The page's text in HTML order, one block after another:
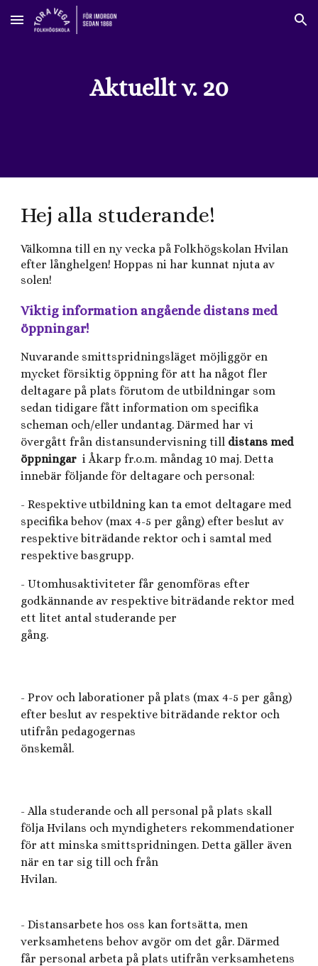
Skip to main content Skip to navigation
Aktuellt v. 20
Hej alla studerande!
Välkomna till en ny vecka på Folkhögskolan Hvilan
efter långhelgen! Hoppas ni har kunnat njuta av
solen!
Viktig information angående distans med
öppningar!
Nuvarande smittspridningsläget möjliggör en
mycket försiktig öppning för att ha något fler
deltagare på plats förutom de utbildningar som
sedan tidigare fått information om specifika
scheman och/eller undantag. Därmed har vi
övergått från distansundervisning till distans med
öppningar i Åkarp fr.o.m. måndag 10 maj. Detta
innebär följande för deltagare och personal:
- Respektive utbildning kan ta emot deltagare med
specifika behov (max 4-5 per gång) efter beslut av
respektive biträdande rektor och i samtal med
respektive basgrupp.
- Utomhusaktiviteter får genomföras efter
godkännande av respektive biträdande rektor med
ett litet antal studerande per
gång.
- Prov och laborationer på plats (max 4-5 per gång)
efter beslut av respektive biträdande rektor och
utifrån pedagogernas
önskemål.
- Alla studerande och all personal på plats skall
följa Hvilans och myndigheters rekommendationer
för att minska smittspridningen. Detta gäller även
när en tar sig till och från
Hvilan.
- Distansarbete hos oss kan fortsätta, men
verksamhetens behov avgör om det går. Därmed
får personal arbeta på plats utifrån verksamhetens